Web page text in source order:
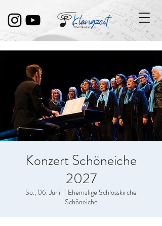
Konzert Schöneiche
2027
So., 06. Juni
  |
Ehemalige Schlosskirche
Schöneiche